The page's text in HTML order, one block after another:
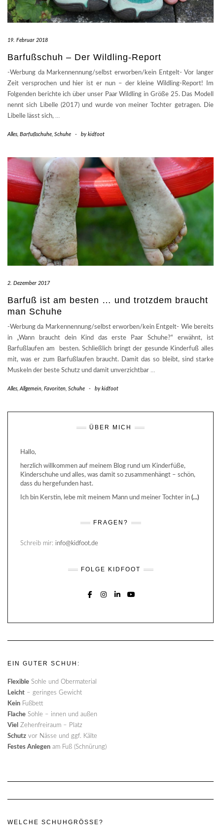
19. Februar 2018
Barfußschuh – Der Wildling-Report
-Werbung da Markennennung/selbst erworben/kein Entgelt- Vor langer
Zeit versprochen und hier ist er nun – der kleine Wildling-Report! Im
Folgenden berichte ich über unser Paar Wildling in Größe 25. Das Modell
nennt sich Libelle (2017) und wurde von meiner Tochter getragen. Die
Libelle lässt sich, …
Alles, Barfußschuhe, Schuhe - bykidfoot
2. Dezember 2017
Barfuß ist am besten … und trotzdem braucht
man Schuhe
-Werbung da Markennennung/selbst erworben/kein Entgelt- Wie bereits
in „Wann braucht dein Kind das erste Paar Schuhe?“ erwähnt, ist
Barfußlaufen am besten. Schließlich bringt der gesunde Kinderfuß alles
mit, was er zum Barfußlaufen braucht. Damit das so bleibt, sind starke
Muskeln der beste Schutz und damit unverzichtbar …
Alles,Allgemein, Favoriten, Schuhe - bykidfoot
ÜBER MICH
Hallo,
herzlich willkommen auf meinem Blog rund um Kinderfüße,
Kinderschuhe und alles, was damit so zusammenhängt – schön,
dass du hergefunden hast.
Ich bin Kerstin, lebe mit meinem Mann und meiner Tochter in (...)
FRAGEN?
Schreib mir: info@kidfoot.de
FOLGE KIDFOOT
EIN GUTER SCHUH:
Flexible Sohle und Obermaterial
Leicht – geringes Gewicht
Kein Fußbett
Flache Sohle – innen und außen
Viel Zehenfreiraum – Platz
Schutz vor Nässe und ggf. Kälte
Festes Anlegen am Fuß (Schnürung)
WELCHE SCHUHGRÖSSE?